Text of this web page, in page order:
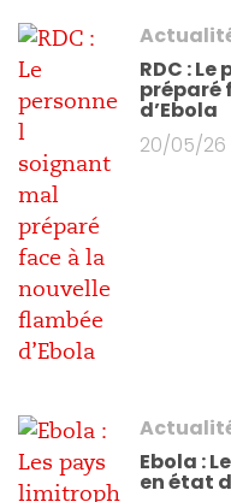
RDC :
préparé
d’Ebola
20/05/26
Ebola :
en état